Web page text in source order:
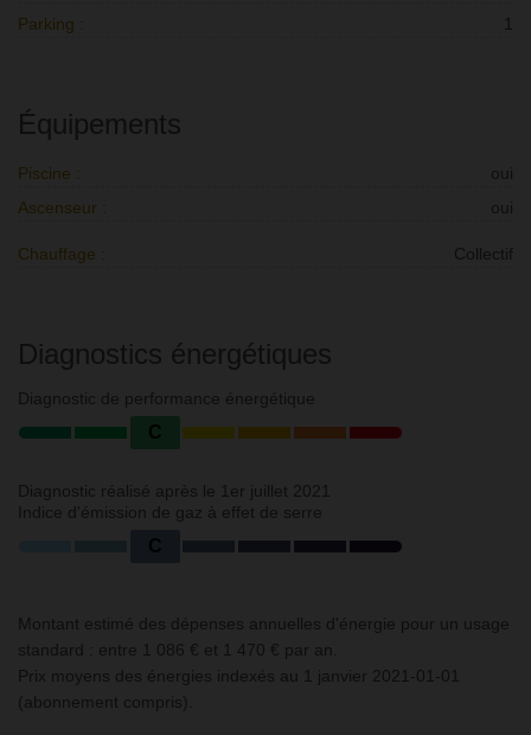
Parking :
Équipements
Piscine :
oui
Ascenseur :
oui
Chauffage : Collectif
Diagnostics énergétiques
Diagnostic de performance énergétique
C
Diagnostic réalisé après le 1er juillet 2021
Indice d'émission de gaz à effet de serre
C
Montant estimé des dépenses annuelles d'énergie pour un usage
standard : entre 1 086 € et 1 470 € par an.
Prix moyens des énergies indexés au 1 janvier 2021-01-01
(abonnement compris).